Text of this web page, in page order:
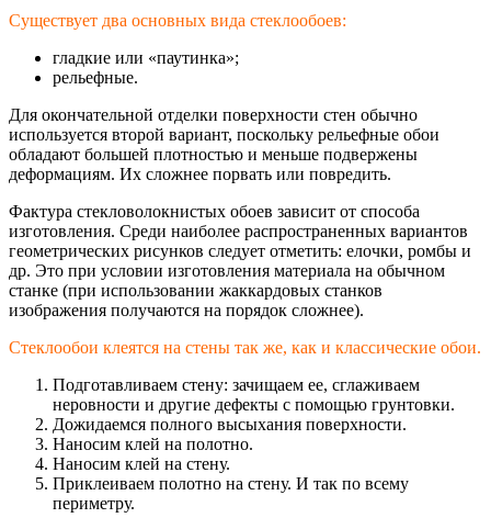
Существует два основных вида стеклообоев:
гладкие или «паутинка»;
рельефные.
Для окончательной отделки поверхности стен обычно
используется второй вариант, поскольку рельефные обои
обладают большей плотностью и меньше подвержены
деформациям. Их сложнее порвать или повредить.
Фактура стекловолокнистых обоев зависит от способа
изготовления. Среди наиболее распространенных вариантов
геометрических рисунков следует отметить: елочки, ромбы и
др. Это при условии изготовления материала на обычном
станке (при использовании жаккардовых станков
изображения получаются на порядок сложнее).
Стеклообои клеятся на стены так же, как и классические обои.
Подготавливаем стену: зачищаем ее, сглаживаем
неровности и другие дефекты с помощью грунтовки.
Дожидаемся полного высыхания поверхности.
Наносим клей на полотно.
Наносим клей на стену.
Приклеиваем полотно на стену. И так по всему
периметру.